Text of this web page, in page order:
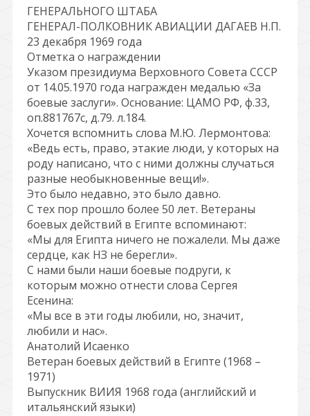
ГЕНЕРАЛЬНОГО ШТАБА
ГЕНЕРАЛ-ПОЛКОВНИК АВИАЦИИ ДАГАЕВ Н.П.
23 декабря 1969 года
Отметка о награждении
Указом президиума Верховного Совета СССР
от 14.05.1970 года награжден медалью «За
боевые заслуги». Основание: ЦАМО РФ, ф.33,
оп.881767с, д.79. л.184.
Хочется вспомнить слова М.Ю. Лермонтова:
«Ведь есть, право, этакие люди, у которых на
роду написано, что с ними должны случаться
разные необыкновенные вещи!».
Это было недавно, это было давно.
С тех пор прошло более 50 лет. Ветераны
боевых действий в Египте вспоминают:
«Мы для Египта ничего не пожалели. Мы даже
сердце, как НЗ не берегли».
С нами были наши боевые подруги, к
которым можно отнести слова Сергея
Есенина:
«Мы все в эти годы любили, но, значит,
любили и нас».
Анатолий Исаенко
Ветеран боевых действий в Египте (1968 –
1971)
Выпускник ВИИЯ 1968 года (английский и
итальянский языки)